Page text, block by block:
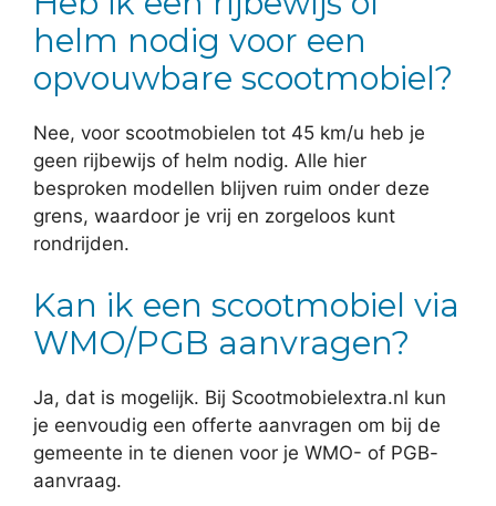
helm nodig voor een
opvouwbare scootmobiel?
Nee, voor scootmobielen tot 45 km/u heb je
geen rijbewijs of helm nodig. Alle hier
besproken modellen blijven ruim onder deze
grens, waardoor je vrij en zorgeloos kunt
rondrijden.
Kan ik een scootmobiel via
WMO/PGB aanvragen?
Ja, dat is mogelijk. Bij Scootmobielextra.nl kun
je eenvoudig een offerte aanvragen om bij de
gemeente in te dienen voor je WMO- of PGB-
aanvraag.